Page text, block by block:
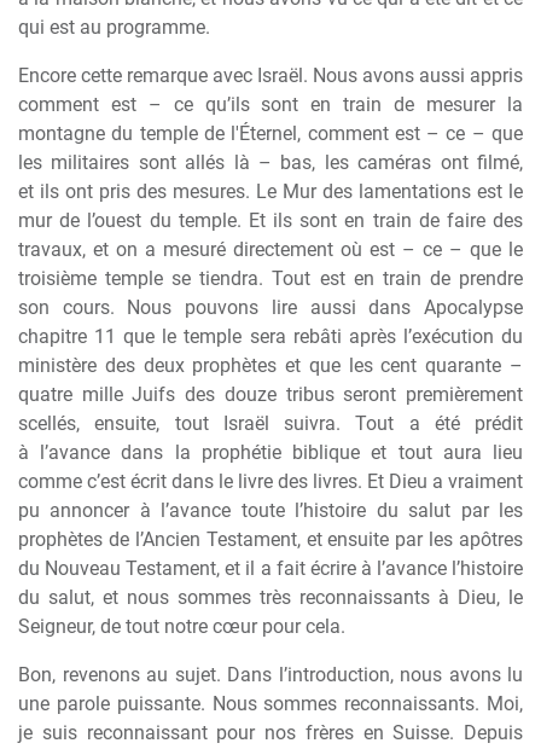
qui est au programme.
Encore cette remarque avec Israël. Nous avons aussi appris
comment est – ce qu’ils sont en train de mesurer la
montagne du temple de l'Éternel, comment est – ce – que
les militaires sont allés là – bas, les caméras ont filmé,
et ils ont pris des mesures. Le Mur des lamentations est le
mur de l’ouest du temple. Et ils sont en train de faire des
travaux, et on a mesuré directement où est – ce – que le
troisième temple se tiendra. Tout est en train de prendre
son cours. Nous pouvons lire aussi dans Apocalypse
chapitre 11 que le temple sera rebâti après l’exécution du
ministère des deux prophètes et que les cent quarante –
quatre mille Juifs des douze tribus seront premièrement
scellés, ensuite, tout Israël suivra. Tout a été prédit
à l’avance dans la prophétie biblique et tout aura lieu
comme c’est écrit dans le livre des livres. Et Dieu a vraiment
pu annoncer à l’avance toute l’histoire du salut par les
prophètes de l’Ancien Testament, et ensuite par les apôtres
du Nouveau Testament, et il a fait écrire à l’avance l’histoire
du salut, et nous sommes très reconnaissants à Dieu, le
Seigneur, de tout notre cœur pour cela.
Bon, revenons au sujet. Dans l’introduction, nous avons lu
une parole puissante. Nous sommes reconnaissants. Moi,
je suis reconnaissant pour nos frères en Suisse. Depuis